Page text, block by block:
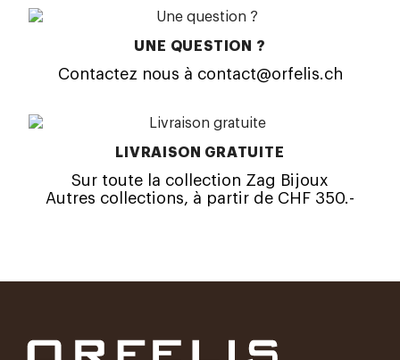
UNE QUESTION ?
Contactez nous à contact@orfelis.ch
LIVRAISON GRATUITE
Sur toute la collection Zag Bijoux
Autres collections, à partir de CHF 350.-